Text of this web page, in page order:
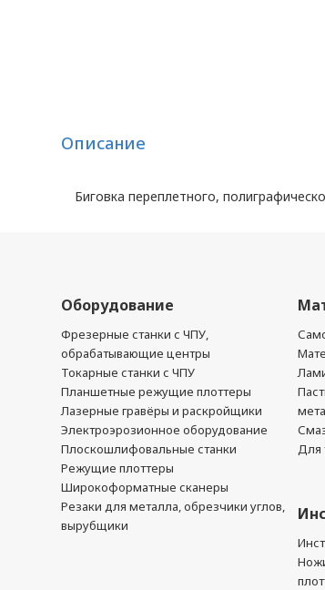
Описание
Биговка переплетного,
Оборудование
Фрезерные станки с ЧПУ,
обрабатывающие центры
Токарные станки с ЧПУ
Планшетные режущие плоттеры
Лазерные гравёры и раскройщики
Электроэрозионное оборудование
Плоскошлифовальные станки
Режущие плоттеры
Широкоформатные сканеры
Резаки для металла, обрезчики углов,
вырубщики
Для